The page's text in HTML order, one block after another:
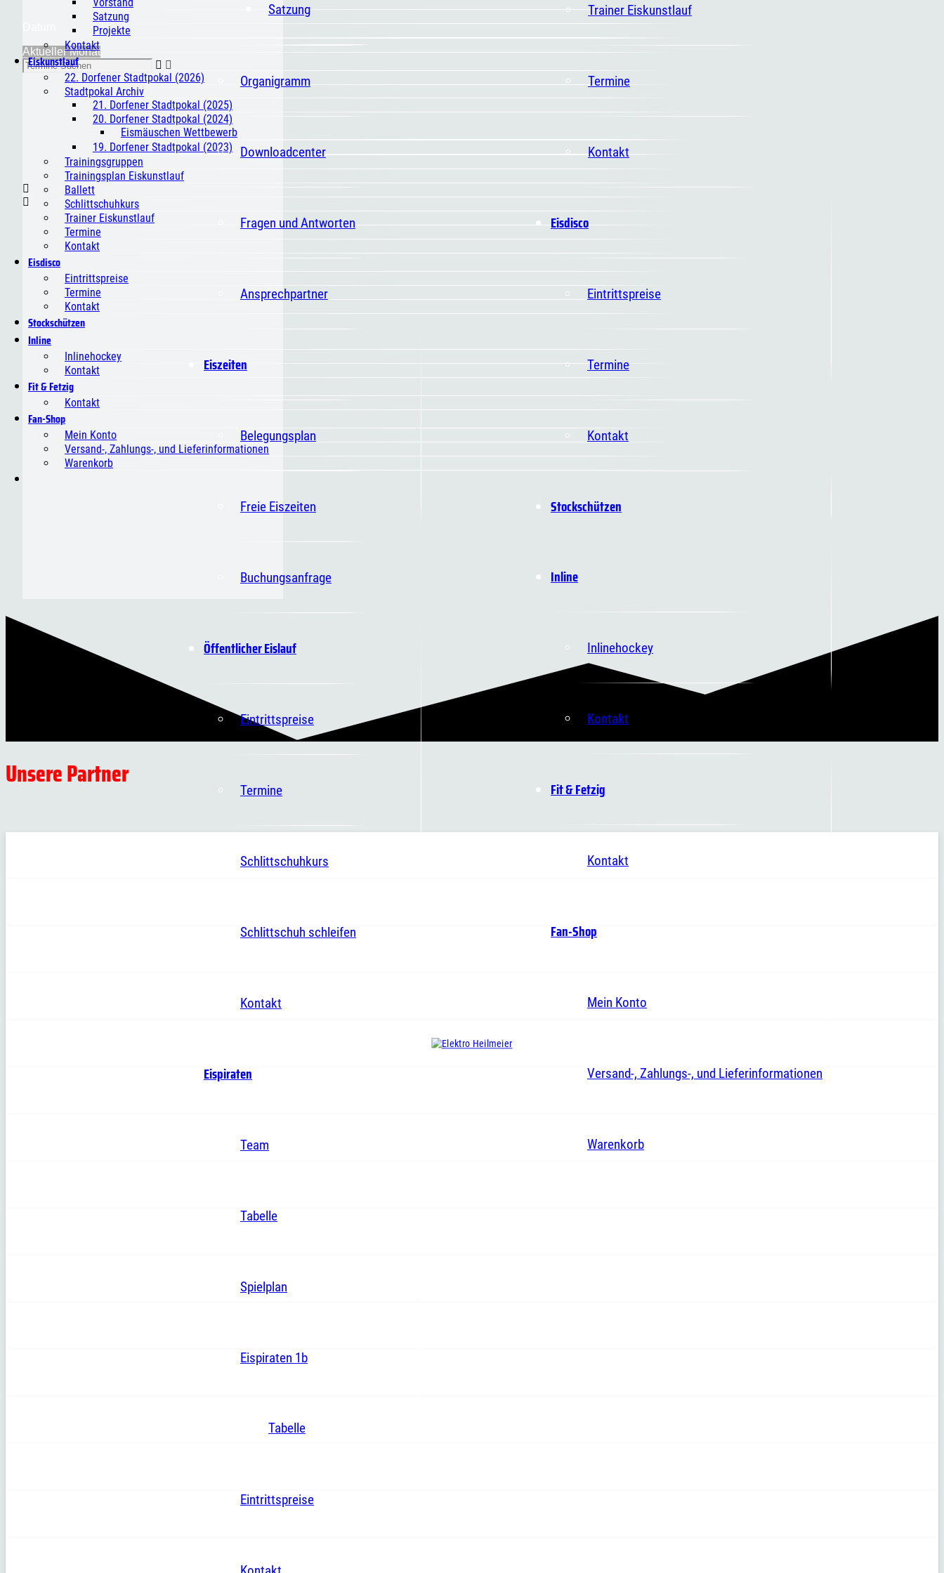
Trainer Eiskunstlauf
Termine
Kontakt
Eisdisco
Eintrittspreise
Termine
Kontakt
Stockschützen
Inline
Inlinehockey
Kontakt
Fit & Fetzig
Kontakt
Fan-Shop
Mein Konto
Versand-, Zahlungs-, und Lieferinformationen
Warenkorb
Satzung
Organigramm
Downloadcenter
Fragen und Antworten
Ansprechpartner
Eiszeiten
Belegungsplan
Freie Eiszeiten
Buchungsanfrage
Öffentlicher Eislauf
Eintrittspreise
Termine
Schlittschuhkurs
Schlittschuh schleifen
Kontakt
Eispiraten
Team
Tabelle
Spielplan
Eispiraten 1b
Tabelle
Eintrittspreise
Satzung
Projekte
Kontakt
Eiskunstlauf
22. Dorfener Stadtpokal (2026)
Stadtpokal Archiv
21. Dorfener Stadtpokal (2025)
20. Dorfener Stadtpokal (2024)
Eismäuschen Wettbewerb
19. Dorfener Stadtpokal (2023)
Trainingsgruppen
Trainingsplan Eiskunstlauf
Ballett
Schlittschuhkurs
Trainer Eiskunstlauf
Termine
Kontakt
Eisdisco
Eintrittspreise
Termine
Kontakt
Stockschützen
Inline
Inlinehockey
Kontakt
Fit & Fetzig
Kontakt
Fan-Shop
Mein Konto
Versand-, Zahlungs-, und Lieferinformationen
Warenkorb
Aktueller Monat
Unsere Partner